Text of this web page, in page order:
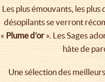
Les plus émouvants, les plus
désopilants se verront
« Plume d’or». Les Sages
hâte de
Une sélection des